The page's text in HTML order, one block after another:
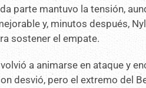
parte mantuvo la tensión,
y, minutos después,
sostener el empate.
a animarse en ataque y
desvió, pero el extremo del